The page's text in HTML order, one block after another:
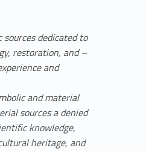
dedicated to
restoration, and –
and
and material
sources a denied
knowledge,
heritage, and